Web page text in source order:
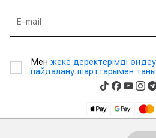
E-mail
Мен жеке деректерімді
пайдалану шарттарымен